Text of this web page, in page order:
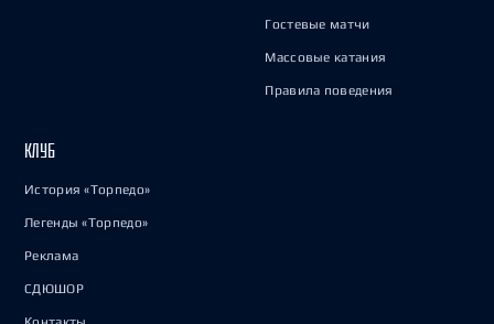
Гостевые матчи
Массовые катания
Правила поведения
КЛУБ
История «Торпедо»
Легенды «Торпедо»
Реклама
СДЮШОР